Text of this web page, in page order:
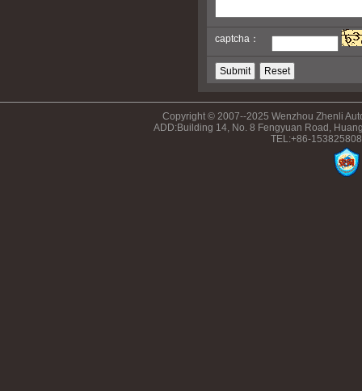
captcha：
Copyright © 2007--2025 Wenzhou Zhenli
ADD:Building 14, No. 8 Fengyuan Road,
TEL:+86-